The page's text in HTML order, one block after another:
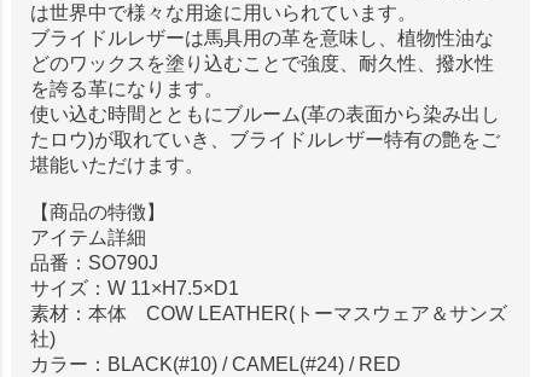
は世界中で様々な用途に用いられています。
ブライドルレザーは馬具用の革を意味し、植物性油な
どのワックスを塗り込むことで強度、耐久性、撥水性
を誇る革になります。
使い込む時間とともにブルーム(革の表面から染み出し
たロウ)が取れていき、ブライドルレザー特有の艶をご
堪能いただけます。
【商品の特徴】
アイテム詳細
品番：SO790J
サイズ：W 11×H7.5×D1
素材：本体 COW LEATHER(トーマスウェア＆サンズ
社)
カラー：BLACK(#10) / CAMEL(#24) / RED